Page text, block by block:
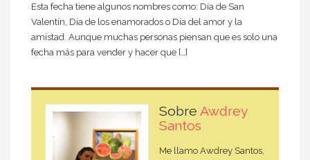
Esta fecha tiene algunos nombres como: Día de San
Valentín, Día de los enamorados o Día del amor y la
amistad. Aunque muchas personas piensan que es solo una
fecha más para vender y hacer que […]
Sobre Awdrey
Santos
Me llamo Awdrey Santos,